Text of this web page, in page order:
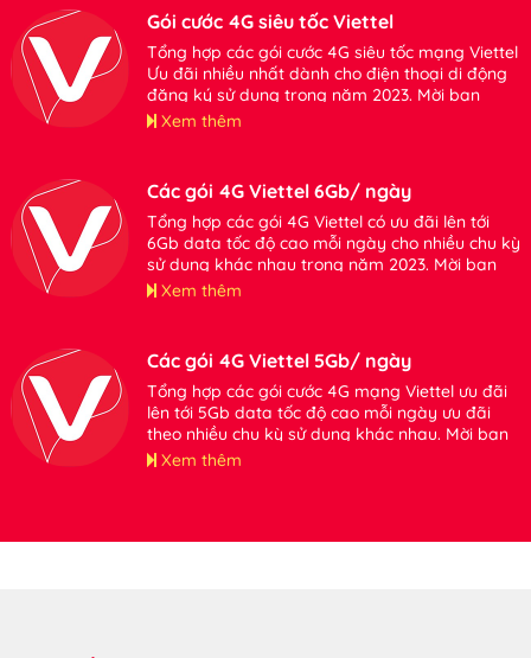
Gói cước 4G siêu tốc Viettel
Tổng hợp các gói cước 4G siêu tốc mạng Viettel
Ưu đãi nhiều nhất dành cho điện thoại di động
đăng ký sử dụng trong năm 2023. Mời bạn
tham khảo thông tin chi tiết.
Xem thêm
Các gói 4G Viettel 6Gb/ ngày
Tổng hợp các gói 4G Viettel có ưu đãi lên tới
6Gb data tốc độ cao mỗi ngày cho nhiều chu kỳ
sử dụng khác nhau trong năm 2023. Mời bạn
tham khảo.
Xem thêm
Các gói 4G Viettel 5Gb/ ngày
Tổng hợp các gói cước 4G mạng Viettel ưu đãi
lên tới 5Gb data tốc độ cao mỗi ngày ưu đãi
theo nhiều chu kỳ sử dụng khác nhau. Mời bạn
tham khảo.
Xem thêm